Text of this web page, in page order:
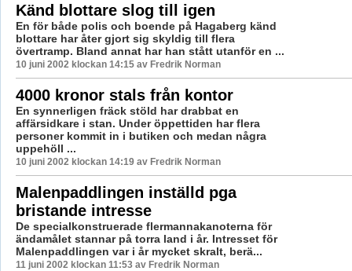
Känd blottare slog till igen
En för både polis och boende på Hagaberg känd
blottare har åter gjort sig skyldig till flera
övertramp. Bland annat har han stått utanför en ...
10 juni 2002 klockan 14:15 av Fredrik Norman
4000 kronor stals från kontor
En synnerligen fräck stöld har drabbat en
affärsidkare i stan. Under öppettiden har flera
personer kommit in i butiken och medan några
uppehöll ...
10 juni 2002 klockan 14:19 av Fredrik Norman
Malenpaddlingen inställd pga
bristande intresse
De specialkonstruerade flermannakanoterna för
ändamålet stannar på torra land i år. Intresset för
Malenpaddlingen var i år mycket skralt, berä...
11 juni 2002 klockan 11:53 av Fredrik Norman